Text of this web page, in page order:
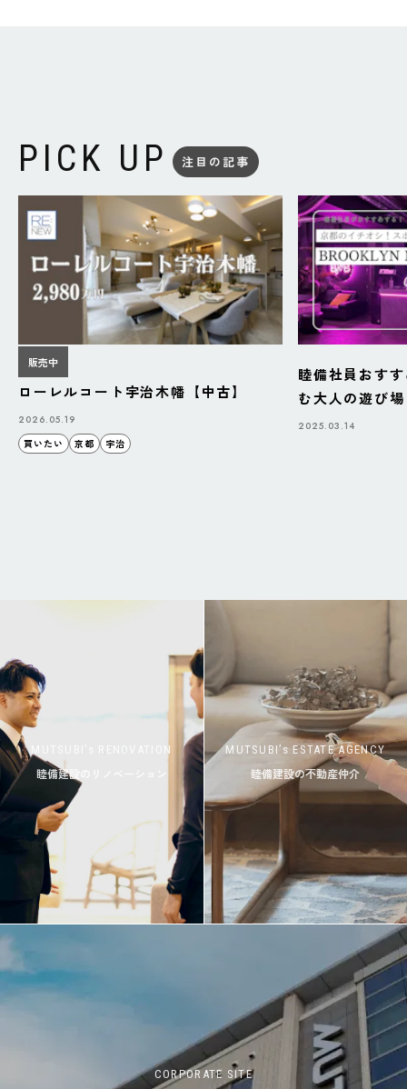
PICK UP 注目の記事
販売中
ローレルコート宇治木幡【中古】
2026.05.19
買いたい
京都 宇治
睦備社員おす
む大人の遊び
BAZAAR」
2025.03.14
MUTSUBI’s RENOVATION
睦備建設のリノベーション
MUTSUBI’s ESTATE AGENCY
睦備建設の不動産仲介
CORPORATE SITE